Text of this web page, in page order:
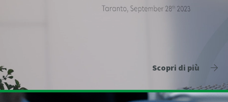
Scopri di più